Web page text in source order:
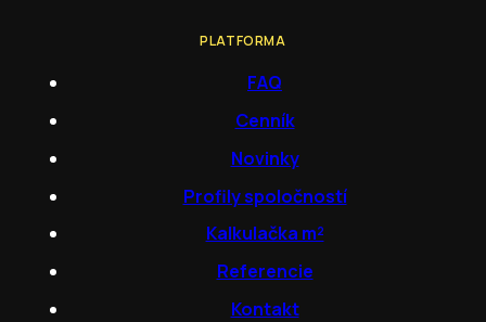
PLATFORMA
FAQ
Cenník
Novinky
Profily spoločností
Kalkulačka m²
Referencie
Kontakt